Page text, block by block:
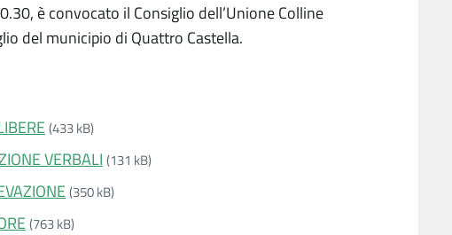
è convocato il Consiglio dell’Unione Colline
del municipio di Quattro Castella.
(433 kB)
VERBALI (131 kB)
(350 kB)
(763 kB)